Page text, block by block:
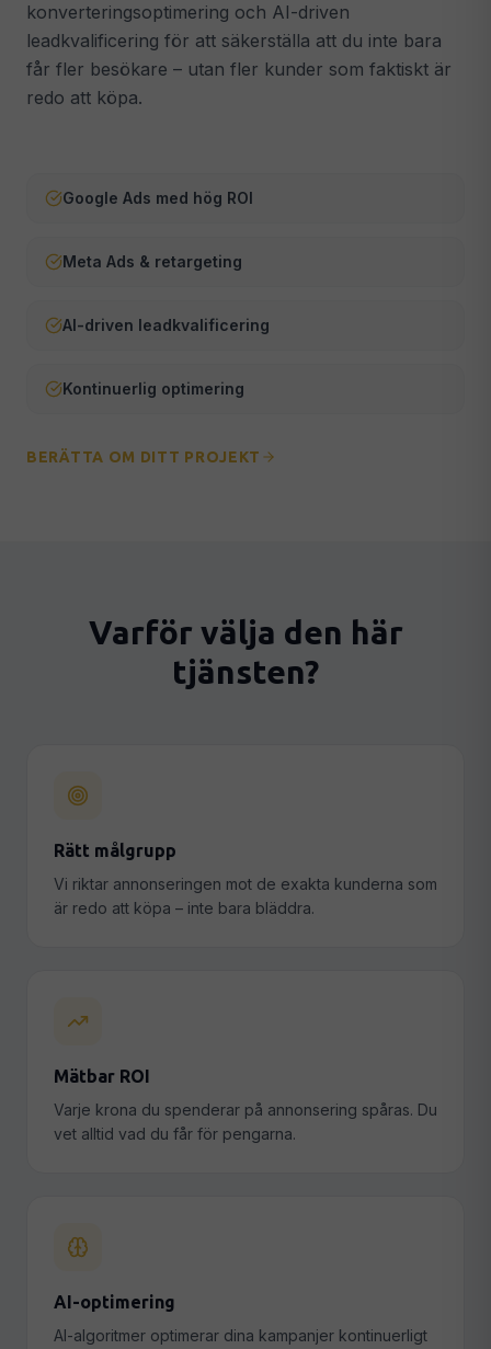
🗺️ Digital Strategi
Konkret 90-dagarsplan för tillväxt
Webmaster & Underhåll
Säkerhet, uppdateringar & teknisk support
konverteringsoptimering och AI-driven
leadkvalificering för att säkerställa att du inte bara
får fler besökare – utan fler kunder som faktiskt är
redo att köpa.
Google Ads med hög ROI
Meta Ads & retargeting
AI-driven leadkvalificering
Kontinuerlig optimering
BERÄTTA OM DITT PROJEKT
Varför välja den här
tjänsten?
Rätt målgrupp
Vi riktar annonseringen mot de exakta kunderna som
är redo att köpa – inte bara bläddra.
Mätbar ROI
Varje krona du spenderar på annonsering spåras. Du
vet alltid vad du får för pengarna.
AI-optimering
AI-algoritmer optimerar dina kampanjer kontinuerligt